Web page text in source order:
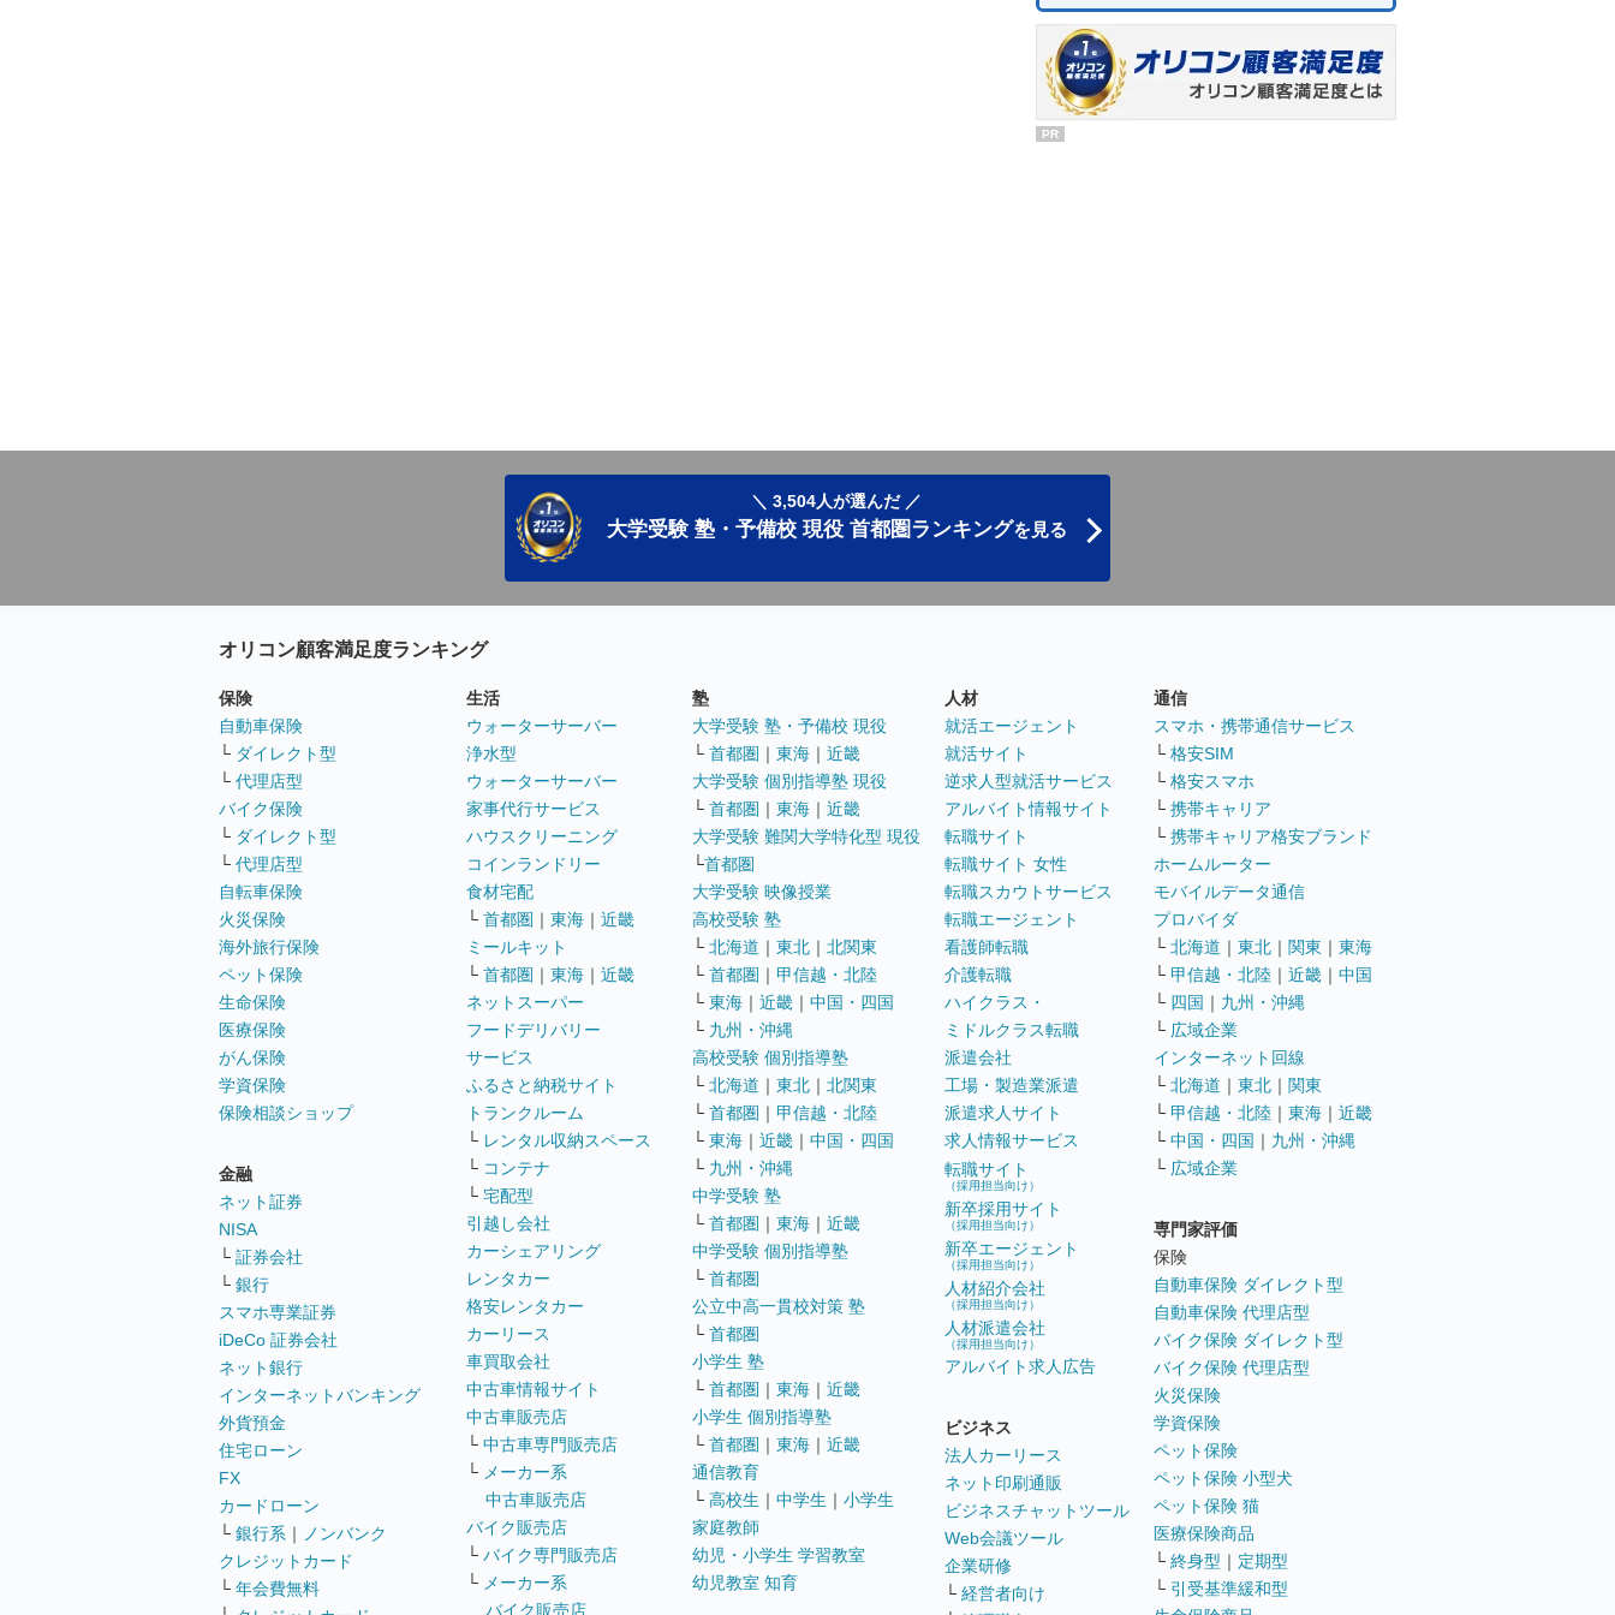
PR
＼ 3,504人が選んだ ／
大学受験 塾・予備校 現役 首都圏ランキングを見る
オリコン顧客満足度ランキング
保険
自動車保険
└ ダイレクト型
└ 代理店型
バイク保険
└ ダイレクト型
└ 代理店型
自転車保険
火災保険
海外旅行保険
ペット保険
生命保険
医療保険
がん保険
学資保険
保険相談ショップ
金融
ネット証券
NISA
└ 証券会社
└ 銀行
スマホ専業証券
iDeCo 証券会社
ネット銀行
インターネットバンキング
外貨預金
住宅ローン
FX
カードローン
└ 銀行系 ｜
ノンバンク
クレジットカード
└ 年会費無料
生活
ウォーターサーバー
浄水型
ウォーターサーバー
家事代行サービス
ハウスクリーニング
コインランドリー
食材宅配
└ 首都圏 ｜ 東海 ｜ 近畿
ミールキット
└ 首都圏 ｜ 東海 ｜ 近畿
ネットスーパー
フードデリバリー
サービス
ふるさと納税サイト
トランクルーム
└ レンタル収納スペース
└ コンテナ
└ 宅配型
引越し会社
カーシェアリング
レンタカー
格安レンタカー
カーリース
車買取会社
中古車情報サイト
中古車販売店
└ 中古車専門販売店
└ メーカー系
中古車販売店
バイク販売店
└ バイク専門販売店
└ メーカー系
バイク販売店
塾
大学受験 塾・予備校 現役
└ 首都圏 ｜ 東海 ｜ 近畿
大学受験 個別指導塾 現役
└ 首都圏 ｜ 東海 ｜ 近畿
大学受験 難関大学特化型 現役
└首都圏
大学受験 映像授業
高校受験 塾
└ 北海道 ｜ 東北 ｜ 北関東
└ 首都圏 ｜ 甲信越・北陸
└ 東海 ｜ 近畿 ｜ 中国・四国
└ 九州・沖縄
高校受験 個別指導塾
└ 北海道 ｜ 東北 ｜ 北関東
└ 首都圏 ｜ 甲信越・北陸
└ 東海 ｜ 近畿 ｜ 中国・四国
└ 九州・沖縄
中学受験 塾
└ 首都圏 ｜ 東海 ｜ 近畿
中学受験 個別指導塾
└ 首都圏
公立中高一貫校対策 塾
└ 首都圏
小学生 塾
└ 首都圏 ｜ 東海 ｜ 近畿
小学生 個別指導塾
└ 首都圏 ｜ 東海 ｜ 近畿
通信教育
└ 高校生 ｜ 中学生 ｜ 小学生
家庭教師
幼児・小学生 学習教室
幼児教室 知育
人材
就活エージェント
就活サイト
逆求人型就活サービス
アルバイト情報サイト
転職サイト
転職サイト 女性
転職スカウトサービス
転職エージェント
看護師転職
介護転職
ハイクラス・
ミドルクラス転職
派遣会社
工場・製造業派遣
派遣求人サイト
求人情報サービス
転職サイト
（採用担当向け）
新卒採用サイト
（採用担当向け）
新卒エージェント
（採用担当向け）
人材紹介会社
（採用担当向け）
人材派遣会社
（採用担当向け）
アルバイト求人広告
ビジネス
法人カーリース
ネット印刷通販
ビジネスチャットツール
Web会議ツール
企業研修
└ 経営者向け
通信
スマホ・携帯通信サービス
└ 格安SIM
└ 格安スマホ
└ 携帯キャリア
└ 携帯キャリア格安ブランド
ホームルーター
モバイルデータ通信
プロバイダ
└ 北海道 ｜ 東北 ｜ 関東 ｜ 東海
└ 甲信越・北陸 ｜ 近畿 ｜ 中国
└ 四国 ｜ 九州・沖縄
└ 広域企業
インターネット回線
└ 北海道 ｜ 東北 ｜ 関東
└ 甲信越・北陸 ｜ 東海 ｜ 近畿
└ 中国・四国 ｜ 九州・沖縄
└ 広域企業
専門家評価
保険
自動車保険 ダイレクト型
自動車保険 代理店型
バイク保険 ダイレクト型
バイク保険 代理店型
火災保険
学資保険
ペット保険
ペット保険 小型犬
ペット保険 猫
医療保険商品
└ 終身型 ｜ 定期型
└ 引受基準緩和型